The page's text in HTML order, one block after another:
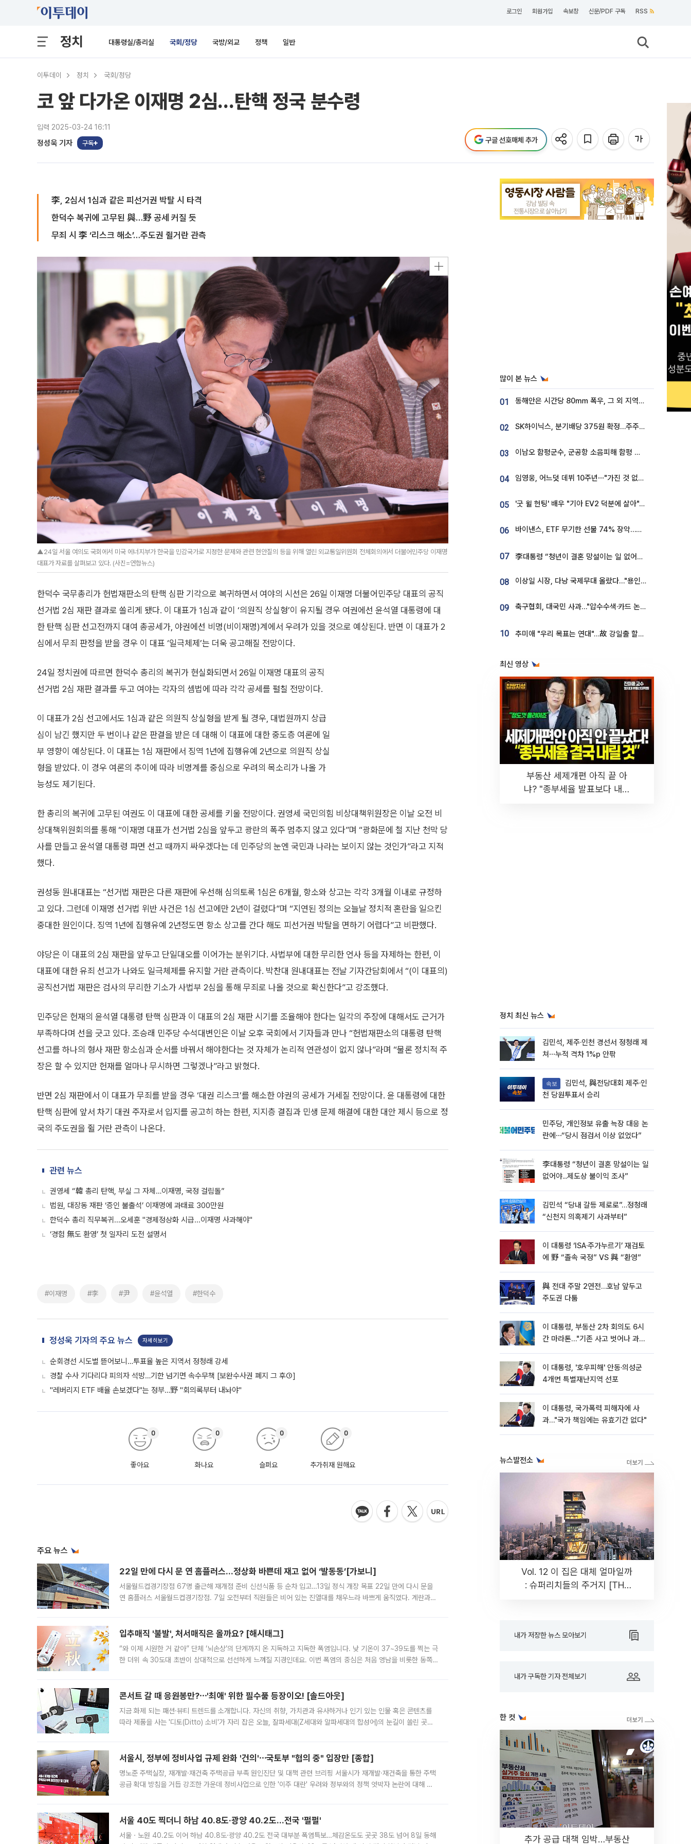
로그인 회원가입 속보창 신문/PDF 구독 RSS
정치 대통령실/총리실 국회/정당 국방/외교 정책 일반
이투데이 정치 국회/정당
코 앞 다가온 이재명 2심…탄핵 정국 분수령
입력 2025-03-24 16:11
정성욱 기자 구독 구글 선호매체 추가
李, 2심서 1심과 같은 피선거권 박탈 시 타격
한덕수 복귀에 고무된 與…野 공세 커질 듯
무죄 시 李 ‘리스크 해소’…주도권 쥘거란 관측
▲24일 서울 여의도 국회에서 미국 에너지부가 한국을 민감국가로 지정한 문제와 관련 현안질의 등을 위해 열린 외교통일위원회 전체회의에서 더불어민주당 이재명
대표가 자료를 살펴보고 있다. (사진=연합뉴스)
한덕수 국무총리가 헌법재판소의 탄핵 심판 기각으로 복귀하면서 여야의 시선은 26일 이재명 더불어민주당 대표의 공직
선거법 2심 재판 결과로 쏠리게 됐다. 이 대표가 1심과 같이 ‘의원직 상실형’이 유지될 경우 여권에선 윤석열 대통령에 대
한 탄핵 심판 선고전까지 대여 총공세가, 야권에선 비명(비이재명)계에서 우려가 있을 것으로 예상된다. 반면 이 대표가 2
심에서 무죄 판정을 받을 경우 이 대표 ‘일극체제’는 더욱 공고해질 전망이다.
24일 정치권에 따르면 한덕수 총리의 복귀가 현실화되면서 26일 이재명 대표의 공직
선거법 2심 재판 결과를 두고 여야는 각자의 셈법에 따라 각각 공세를 펼칠 전망이다.
이 대표가 2심 선고에서도 1심과 같은 의원직 상실형을 받게 될 경우, 대법원까지 상급
심이 남긴 했지만 두 번이나 같은 판결을 받은 데 대해 이 대표에 대한 중도층 여론에 일
부 영향이 예상된다. 이 대표는 1심 재판에서 징역 1년에 집행유예 2년으로 의원직 상실
형을 받았다. 이 경우 여론의 추이에 따라 비명계를 중심으로 우려의 목소리가 나올 가
능성도 제기된다.
한 총리의 복귀에 고무된 여권도 이 대표에 대한 공세를 키울 전망이다. 권영세 국민의힘 비상대책위원장은 이날 오전 비
상대책위원회의를 통해 “이재명 대표가 선거법 2심을 앞두고 광란의 폭주 멈추지 않고 있다”며 “광화문에 철 지난 천막 당
사를 만들고 윤석열 대통령 파면 선고 때까지 싸우겠다는 데 민주당의 눈엔 국민과 나라는 보이지 않는 것인가”라고 지적
했다.
권성동 원내대표는 “선거법 재판은 다른 재판에 우선해 심의토록 1심은 6개월, 항소와 상고는 각각 3개월 이내로 규정하
고 있다. 그런데 이재명 선거법 위반 사건은 1심 선고에만 2년이 걸렸다”며 “지연된 정의는 오늘날 정치적 혼란을 일으킨
중대한 원인이다. 징역 1년에 집행유예 2년정도면 항소 상고를 간다 해도 피선거권 박탈을 면하기 어렵다”고 비판했다.
야당은 이 대표의 2심 재판을 앞두고 단일대오를 이어가는 분위기다. 사법부에 대한 무리한 언사 등을 자제하는 한편, 이
대표에 대한 유죄 선고가 나와도 일극체제를 유지할 거란 관측이다. 박찬대 원내대표는 전날 기자간담회에서 “(이 대표의)
공직선거법 재판은 검사의 무리한 기소가 사법부 2심을 통해 무죄로 나올 것으로 확신한다”고 강조했다.
민주당은 헌재의 윤석열 대통령 탄핵 심판과 이 대표의 2심 재판 시기를 조율해야 한다는 일각의 주장에 대해서도 근거가
부족하다며 선을 긋고 있다. 조승래 민주당 수석대변인은 이날 오후 국회에서 기자들과 만나 “헌법재판소의 대통령 탄핵
선고를 하나의 형사 재판 항소심과 순서를 바꿔서 해야한다는 것 자체가 논리적 연관성이 없지 않나”라며 “물론 정치적 주
장은 할 수 있지만 헌재를 얼마나 무시하면 그렇겠나”라고 밝혔다.
반면 2심 재판에서 이 대표가 무죄를 받을 경우 ‘대권 리스크’를 해소한 야권의 공세가 거세질 전망이다. 윤 대통령에 대한
탄핵 심판에 앞서 차기 대권 주자로서 입지를 공고히 하는 한편, 지지층 결집과 민생 문제 해결에 대한 대안 제시 등으로 정
국의 주도권을 쥘 거란 관측이 나온다.
관련 뉴스
권영세 “韓 총리 탄핵, 부실 그 자체…이재명, 국정 걸림돌”
법원, 대장동 재판 ‘증인 불출석’ 이재명에 과태료 300만원
한덕수 총리 직무복귀...오세훈 "경제정상화 시급...이재명 사과해야"
‘경험 無도 환영’ 첫 일자리 도전 설명서
#이재명 #李 #尹 #윤석열 #한덕수
정성욱 기자의 주요 뉴스 자세히보기
순회경선 시도별 뜯어보니…투표율 높은 지역서 정청래 강세
경찰 수사 기다리다 피의자 석방…기한 넘기면 속수무책 [보완수사권 폐지 그 후①]
"레버리지 ETF 배율 손보겠다"는 정부…野 "회의록부터 내놔야"
좋아요
0
화나요
0
슬퍼요
0
추가취재 원해요
0
주요 뉴스
22일 만에 다시 문 연 홈플러스…정상화 바쁜데 재고 없어 ‘발동동’[가보니]
서울월드컵경기장점 67명 출근해 재개점 준비 신선식품 등 순차 입고…13일 정식 개장 목표 22일 만에 다시 문을
연 홈플러스 서울월드컵경기장점. 7일 오전부터 직원들은 비어 있는 진열대를 채우느라 바쁘게 움직였다. 계란과
입추매직 '불발', 처서매직은 올까요? [해시태그]
“와 이제 시원한 거 같아” 단체 ‘뇌손상’의 단계까지 온 지독하고 지독한 폭염입니다. 낮 기온이 37~39도를 찍는 극
한 더위 속 30도대 초반이 상대적으로 선선하게 느껴질 지경인데요. 이번 폭염의 중심은 처음 영남을 비롯한 동쪽
콘서트 갈 때 응원봉만?⋯'최애' 위한 필수품 등장이오! [솔드아웃]
지금 화제 되는 패션·뷰티 트렌드를 소개합니다. 자신의 취향, 가치관과 유사하거나 인기 있는 인물 혹은 콘텐츠를
따라 제품을 사는 '디토(Ditto) 소비'가 자리 잡은 오늘, 잘파세대(Z세대와 알파세대의 합성어)의 눈길이 쏠린 곳은
서울시, 정부에 정비사업 규제 완화 '건의'⋯국토부 "협의 중" 입장만 [종합]
명노준 주택실장, 재개발·재건축 주택공급 부족 원인진단 및 대책 관련 브리핑 서울시가 재개발·재건축을 통한 주택
공급 확대 방침을 거듭 강조한 가운데 정비사업으로 인한 '이주 대란' 우려와 정부와의 정책 엇박자 논란에 대해 정
서울 40도 찍더니 하남 40.8도·광양 40.2도…전국 '펄펄'
서울ㆍ노원 40.2도 이어 하남 40.8도·광양 40.2도 전국 대부분 폭염특보…체감온도도 곳곳 38도 넘어 8일 동해
많이 본 뉴스
01 동해안은 시간당 80㎜ 폭우, 그 외 지역은 폭염…‘극과 극 날씨’
02 SK하이닉스, 분기배당 375원 확정…주주환원책 9월로 앞당겨 발표
03 이남오 함평군수, 군공항 소음피해 함평 보상 요구
04 임영웅, 어느덧 데뷔 10주년⋯"가진 것 없던 시절, 내 앞엔 20명의 팬뿐"
05 '굿 윌 헌팅' 배우 "기아 EV2 덕분에 살아"…교통사고 후 안전성 극찬
06 바이낸스, ETF 무기한 선물 74% 장악…한국 레버리지 ETF 거래 급증 [e가상자산]
07 李대통령 “청년이 결혼 망설이는 일 없어야...제도상 불이익 조사”
08 이상일 시장, 다낭 국제무대 올랐다…"용인, 세계 최대 반도체 도시 된다"
09 축구협회, 대국민 사과…"압수수색·카드 논란 사죄, 강도 높은 쇄신"
10 추미애 "우리 목표는 연대"…故 강일출 할머니 흉상 제막
최신 영상
부동산 세제개편 아직 끝 아
냐? "종부세율 발표보다 내릴
정치 최신 뉴스
김민석, 제주·인천 경선서 정청래 제
쳐⋯누적 격차 1%p 안팎
속보
천 당원투표서 승리
민주당, 개인정보 유출 늑장 대응 논
란에⋯“당시 점검서 이상 없었다”
李대통령 “청년이 결혼 망설이는 일
없어야...제도상 불이익 조사”
김민석 “당내 갈등 제로로”…정청래
“신천지 의혹제기 사과부터”
이 대통령 ‘ISA·주가누르기’ 재검토
에 野 “졸속 국정” VS 與 “환영”
與 전대 주말 2연전…호남 앞두고
주도권 다툼
이 대통령, 부동산 2차 회의도 6시
간 마라톤…"기존 사고 벗어나 과감
이 대통령, '호우피해' 안동·의성군
4개면 특별재난지역 선포
이 대통령, 국가폭력 피해자에 사
과…"국가 책임에는 유효기간 없다"
뉴스발전소
Vol. 12 이 집은 대체 얼마일까
: 슈퍼리치들의 주거지 [THE
내가 저장한 뉴스 모아보기
내가 구독한 기자 전체보기
한 컷
추가 공급 대책 임박…부동산